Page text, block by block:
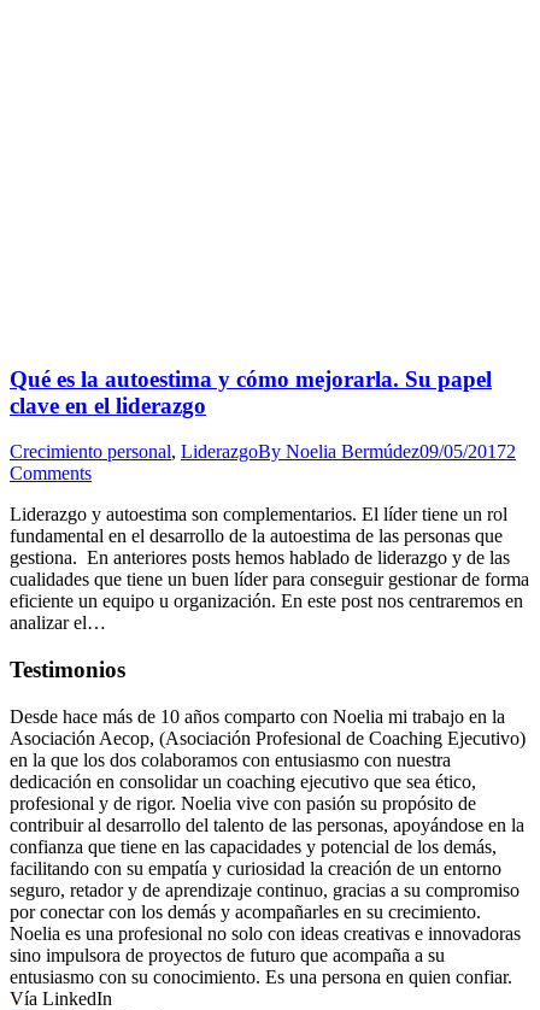
Qué es la autoestima y cómo mejorarla. Su papel
clave en el liderazgo
Crecimiento personal, LiderazgoBy Noelia Bermúdez09/05/20172
Comments
Liderazgo y autoestima son complementarios. El líder tiene un rol
fundamental en el desarrollo de la autoestima de las personas que
gestiona. En anteriores posts hemos hablado de liderazgo y de las
cualidades que tiene un buen líder para conseguir gestionar de forma
eficiente un equipo u organización. En este post nos centraremos en
analizar el…
Testimonios
Desde hace más de 10 años comparto con Noelia mi trabajo en la
Asociación Aecop, (Asociación Profesional de Coaching Ejecutivo)
en la que los dos colaboramos con entusiasmo con nuestra
dedicación en consolidar un coaching ejecutivo que sea ético,
profesional y de rigor. Noelia vive con pasión su propósito de
contribuir al desarrollo del talento de las personas, apoyándose en la
confianza que tiene en las capacidades y potencial de los demás,
facilitando con su empatía y curiosidad la creación de un entorno
seguro, retador y de aprendizaje continuo, gracias a su compromiso
por conectar con los demás y acompañarles en su crecimiento.
Noelia es una profesional no solo con ideas creativas e innovadoras
sino impulsora de proyectos de futuro que acompaña a su
entusiasmo con su conocimiento. Es una persona en quien confiar.
Vía LinkedIn